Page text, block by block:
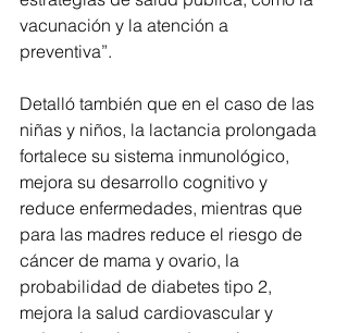
vacunación y la atención a
preventiva”.
Detalló también que en el caso de las
niñas y niños, la lactancia prolongada
fortalece su sistema inmunológico,
mejora su desarrollo cognitivo y
reduce enfermedades, mientras que
para las madres reduce el riesgo de
cáncer de mama y ovario, la
probabilidad de diabetes tipo 2,
mejora la salud cardiovascular y